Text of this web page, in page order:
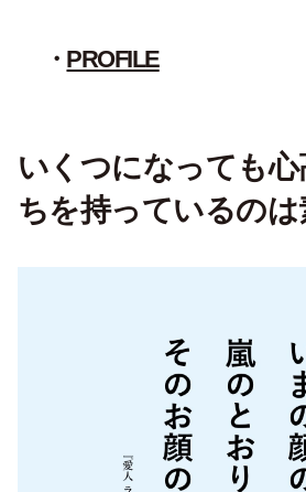
PROFILE
いくつになっても
ちを持っているのは